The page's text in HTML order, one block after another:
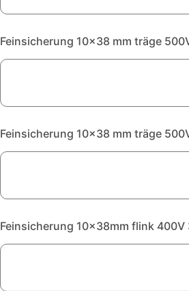
Feinsicherung 10x38 mm träge
Feinsicherung 10x38 mm träge
Feinsicherung 10x38mm flink 400V